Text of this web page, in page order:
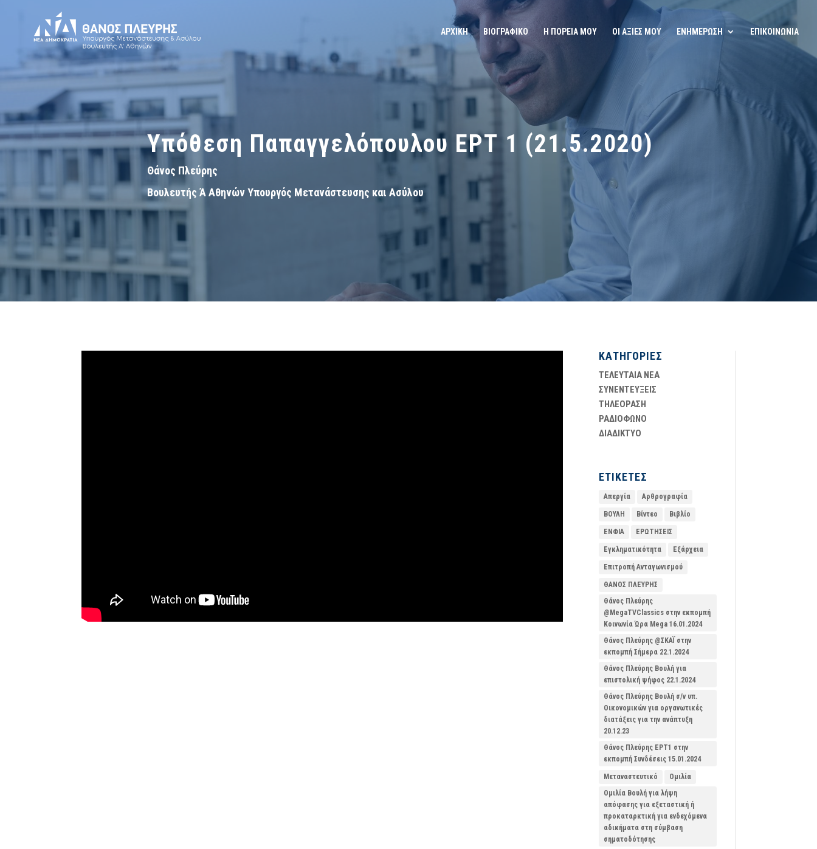
ΑΡΧΙΚΗ ΒΙΟΓΡΑΦΙΚΟ Η ΠΟΡΕΙΑ ΜΟΥ ΟΙ ΑΞΙΕΣ ΜΟΥ ΕΝΗΜΕΡΩΣΗ ΕΠΙΚΟΙΝΩΝΙΑ
Υπόθεση Παπαγγελόπουλου ΕΡΤ 1 (21.5.2020)
Θάνος Πλεύρης
Βουλευτής Ά Αθηνών Υπουργός Μετανάστευσης και Ασύλου
ΚΑΤΗΓΟΡΙΕΣ
ΤΕΛΕΥΤΑΙΑ ΝΕΑ
ΣΥΝΕΝΤΕΥΞΕΙΣ
ΤΗΛΕΟΡΑΣΗ
ΡΑΔΙΟΦΩΝΟ
ΔΙΑΔΙΚΤΥΟ
ΕΤΙΚΕΤΕΣ
Απεργία Αρθρογραφία
ΒΟΥΛΗ Βίντεο Βιβλίο
ΕΝΦΙΑ ΕΡΩΤΗΣΕΙΣ
Εγκληματικότητα Εξάρχεια
Επιτροπή Ανταγωνισμού
ΘΑΝΟΣ ΠΛΕΥΡΗΣ
Θάνος Πλεύρης
@MegaTVClassics στην εκπομπή
Κοινωνία Ώρα Mega 16.01.2024
Θάνος Πλεύρης @ΣΚΑΪ στην
εκπομπή Σήμερα 22.1.2024
Θάνος Πλεύρης Βουλή για
επιστολική ψήφος 22.1.2024
Θάνος Πλεύρης Βουλή σ/ν υπ.
Οικονομικών για οργανωτικές
διατάξεις για την ανάπτυξη
20.12.23
Θάνος Πλεύρης ΕΡΤ1 στην
εκπομπή Συνδέσεις 15.01.2024
Μεταναστευτικό
Ομιλία
Ομιλία Βουλή για λήψη
απόφασης για εξεταστική ή
προκαταρκτική για ενδεχόμενα
αδικήματα στη σύμβαση
σηματοδότησης